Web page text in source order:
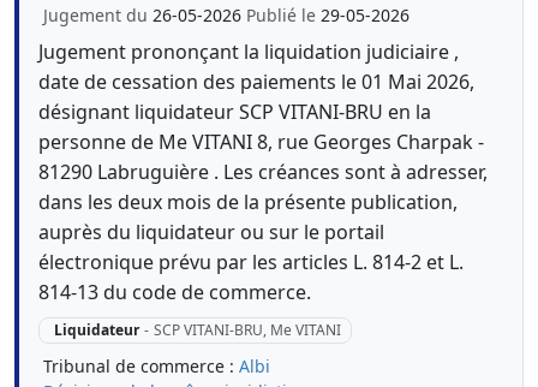
Jugement du 26-05-2026 Publié le 29-05-2026
Jugement prononçant la liquidation judiciaire ,
date de cessation des paiements le 01 Mai 2026,
désignant liquidateur SCP VITANI-BRU en la
personne de Me VITANI 8, rue Georges Charpak -
81290 Labruguière . Les créances sont à adresser,
dans les deux mois de la présente publication,
auprès du liquidateur ou sur le portail
électronique prévu par les articles L. 814-2 et L.
814-13 du code de commerce.
Liquidateur - SCP VITANI-BRU, Me VITANI
Tribunal de commerce : Albi